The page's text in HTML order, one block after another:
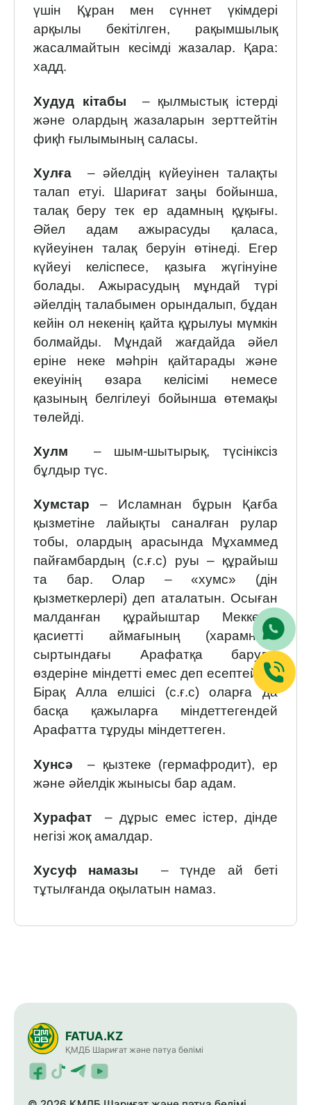
үшін Құран мен сүннет үкімдері
арқылы бекітілген, рақымшылық
жасалмайтын кесімді жазалар. Қара:
хадд.
Худуд кітабы – қылмыстық істерді
және олардың жазаларын зерттейтін
фиқһ ғылымының саласы.
Хулға – әйелдің күйеуінен талақты
талап етуі. Шариғат заңы бойынша,
талақ беру тек ер адамның құқығы.
Әйел адам ажырасуды қаласа,
күйеуінен талақ беруін өтінеді. Егер
күйеуі келіспесе, қазыға жүгінуіне
болады. Ажырасудың мұндай түрі
әйелдің талабымен орындалып, бұдан
кейін ол некенің қайта құрылуы мүмкін
болмайды. Мұндай жағдайда әйел
еріне неке мәһрін қайтарады және
екеуінің өзара келісімі немесе
қазының белгілеуі бойынша өтемақы
төлейді.
Хулм – шым-шытырық, түсініксіз
бұлдыр түс.
Хумстар – Исламнан бұрын Қағба
қызметіне лайықты саналған рулар
тобы, олардың арасында Мұхаммед
пайғамбардың (с.ғ.с) руы – құрайыш
та бар. Олар – «хумс» (дін
қызметкерлері) деп аталатын. Осыған
малданған құрайыштар Меккенің
қасиетті аймағының (харамның)
сыртындағы Арафатқа баруды
өздеріне міндетті емес деп есептейтін.
Бірақ Алла елшісі (с.ғ.с) оларға да
басқа қажыларға міндеттегендей
Арафатта тұруды міндеттеген.
Хунсә – қызтеке (гермафродит), ер
және әйелдік жынысы бар адам.
Хурафат – дұрыс емес істер, дінде
негізі жоқ амалдар.
Хусуф намазы – түнде ай беті
тұтылғанда оқылатын намаз.
FATUA.KZ
ҚМДБ Шариғат және пәтуа бөлімі